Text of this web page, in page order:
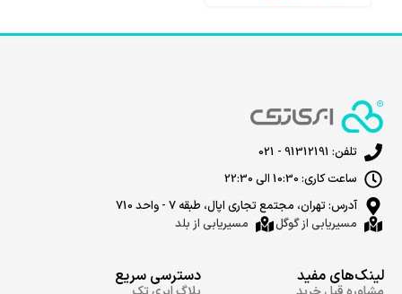
تلفن: 91312191 - 021
ساعت کاری: 10:30 الی 22:30
آدرس: تهران، مجتمع تجاری اپال، طبقه 7 - واحد 710
مسیریابی از گوگل
مسیریابی از بلد
لینک‌های مفید دسترسی سریع